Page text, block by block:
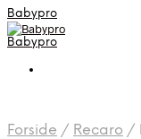
Babypro
Babypro
Forside / Recaro /